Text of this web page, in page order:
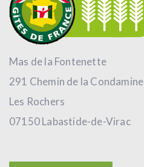
Mas de la Fontenette
291 Chemin de la Condamine
Les Rochers
07150 Labastide-de-Virac